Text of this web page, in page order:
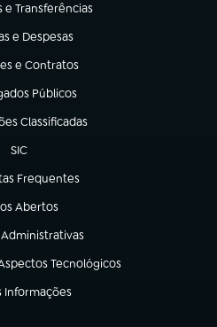
e Transferências
aba)
e Despesas
nova aba)
e Contratos
nova aba)
Públicos
nova aba)
Classificadas
aba)
SIC
(abre em nova aba)
Frequentes
nova aba)
Abertos
em nova aba)
nova aba)
Tecnológicos
Informações
nova aba)